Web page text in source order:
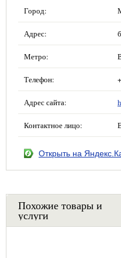
Город:
Адрес:
Метро:
Телефон:
Адрес сайта:
Контактное лицо:
Открыть на
Похожие товары и
услуги